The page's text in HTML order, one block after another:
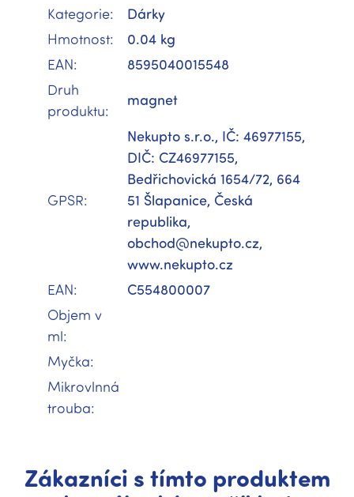
Kategorie:
Dárky
Hmotnost:
0.04 kg
EAN:
8595040015548
Druh
produktu:
magnet
GPSR:
Nekupto s.r.o., IČ: 46977155,
DIČ: CZ46977155,
Bedřichovická 1654/72, 664
51 Šlapanice, Česká
republika,
obchod@nekupto.cz,
www.nekupto.cz
EAN:
C554800007
Objem v
ml:
Myčka:
Mikrovlnná
trouba:
Zákazníci s tímto produktem